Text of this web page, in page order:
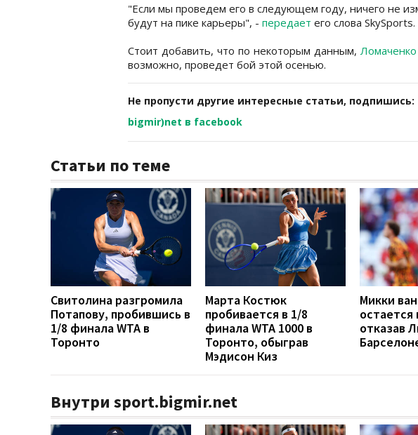
"Если мы проведем его в следующем году, ничего не
будут на пике карьеры", - передает его слова SkySports.
Стоит добавить, что по некоторым данным,
возможно, проведет бой этой осенью.
Не пропусти другие интересные статьи, подпишись:
bigmir)net в facebook
Статьи по теме
Свитолина разгромила
Потапову, пробившись в
1/8 финала WTA в
Торонто
Марта Костюк
пробивается в 1/8
финала WTA 1000 в
Торонто, обыграв
Мэдисон Киз
Микки
остается
отказав
Внутри sport.bigmir.net